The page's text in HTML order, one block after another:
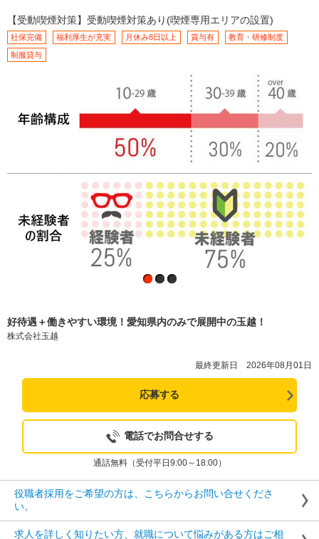
【受動喫煙対策】受動喫煙対策あり(喫煙専用エリアの設置)
社保完備 福利厚生が充実 月休み8日以上 賞与有 教育・研修制度
制服貸与
好待遇＋働きやすい環境！愛知県内のみで展開中の玉越！
株式会社玉越
最終更新日 2026年08月01日
応募する
電話でお問合せする
通話無料（受付平日9:00～18:00）
役職者採用をご希望の方は、こちらからお問い合せくださ
い。
求人を詳しく知りたい方、就職について悩みがある方はご相